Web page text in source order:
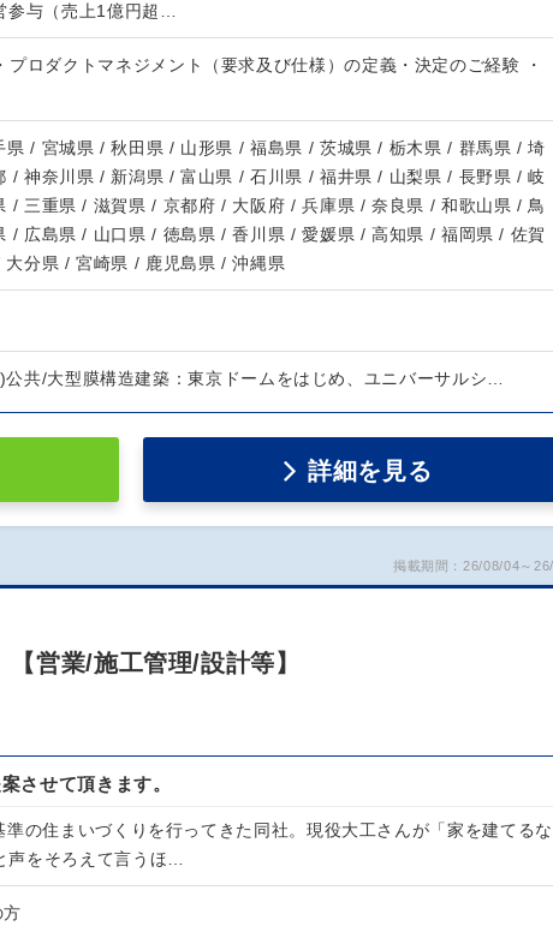
参与（売上1億円超…
プロダクトマネジメント（要求及び仕様）の定義・決定のご経験 ・
県 / 宮城県 / 秋田県 / 山形県 / 福島県 / 茨城県 / 栃木県 / 群馬県 / 埼
/ 神奈川県 / 新潟県 / 富山県 / 石川県 / 福井県 / 山梨県 / 長野県 / 岐
/ 三重県 / 滋賀県 / 京都府 / 大阪府 / 兵庫県 / 奈良県 / 和歌山県 / 鳥
/ 広島県 / 山口県 / 徳島県 / 香川県 / 愛媛県 / 高知県 / 福岡県 / 佐賀
分県 / 宮崎県 / 鹿児島県 / 沖縄県
共/大型膜構造建築：東京ドームをはじめ、ユニバーサルシ…
詳細を見る
掲載期間：26/08/04～
営業/施工管理/設計等】
させて頂きます。
の住まいづくりを行ってきた同社。現役大工さんが「家を建てるな
声をそろえて言うほ…